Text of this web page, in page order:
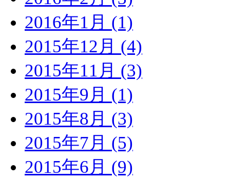
2016年1月 (1)
2015年12月 (4)
2015年11月 (3)
2015年9月 (1)
2015年8月 (3)
2015年7月 (5)
2015年6月 (9)